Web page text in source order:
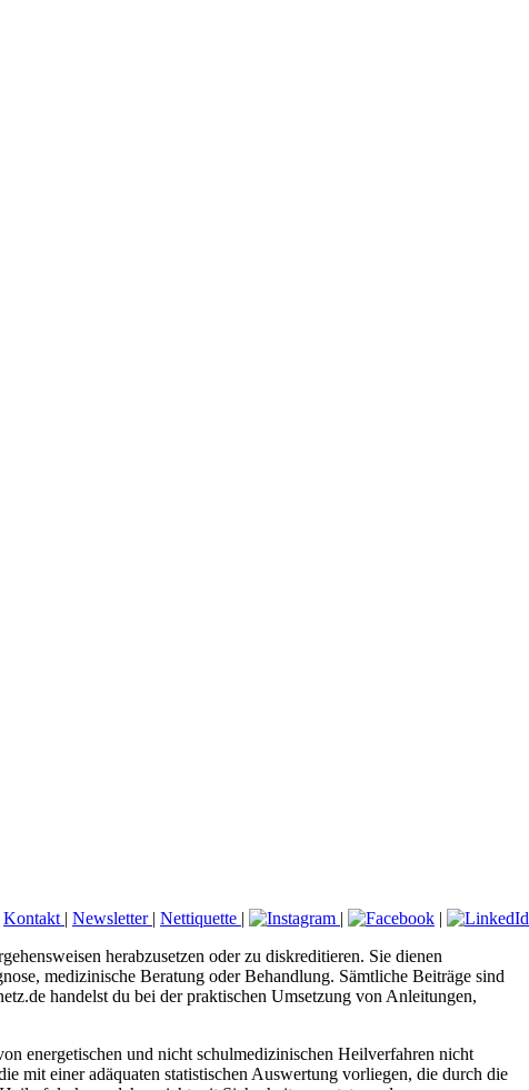
Kontakt | Newsletter | Nettiquette | |
|
herabzusetzen oder zu diskreditieren. Sie dienen
medizinische Beratung oder Behandlung. Sämtliche Beiträge sind
handelst du bei der praktischen Umsetzung von Anleitungen,
energetischen und nicht schulmedizinischen Heilverfahren nicht
mit einer adäquaten statistischen Auswertung vorliegen, die durch die